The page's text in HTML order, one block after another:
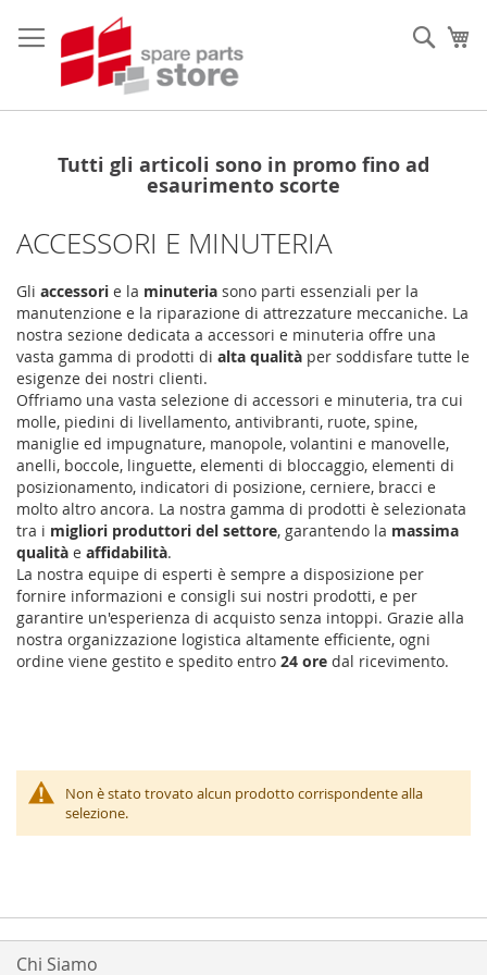
al
contenuto
Tutti gli articoli sono in promo fino ad
esaurimento scorte
ACCESSORI E MINUTERIA
Gli accessori e la minuteria sono parti essenziali per la
manutenzione e la riparazione di attrezzature meccaniche. La
nostra sezione dedicata a accessori e minuteria offre una
vasta gamma di prodotti di alta qualità per soddisfare tutte le
esigenze dei nostri clienti.
Offriamo una vasta selezione di accessori e minuteria, tra cui
molle, piedini di livellamento, antivibranti, ruote, spine,
maniglie ed impugnature, manopole, volantini e manovelle,
anelli, boccole, linguette, elementi di bloccaggio, elementi di
posizionamento, indicatori di posizione, cerniere, bracci e
molto altro ancora. La nostra gamma di prodotti è selezionata
tra i migliori produttori del settore, garantendo la massima
qualità e affidabilità.
La nostra equipe di esperti è sempre a disposizione per
fornire informazioni e consigli sui nostri prodotti, e per
garantire un'esperienza di acquisto senza intoppi. Grazie alla
nostra organizzazione logistica altamente efficiente, ogni
ordine viene gestito e spedito entro 24 ore dal ricevimento.
Non è stato trovato alcun prodotto corrispondente alla
selezione.
Chi Siamo